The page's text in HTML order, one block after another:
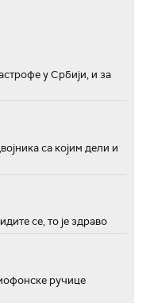
у Србији, и за
са којим дели и
се, то је здраво
ручице